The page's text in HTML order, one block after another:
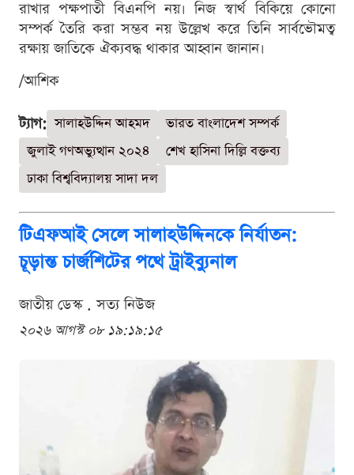
রাখার পক্ষপাতী বিএনপি নয়। নিজ স্বার্থ বিকিয়ে কোনো
সম্পর্ক তৈরি করা সম্ভব নয় উল্লেখ করে তিনি সার্বভৌমত্ব
রক্ষায় জাতিকে ঐক্যবদ্ধ থাকার আহ্বান জানান।
/আশিক
ট্যাগ: সালাহউদ্দিন আহমদ
ভারত বাংলাদেশ সম্পর্ক
জুলাই গণঅভ্যুত্থান ২০২৪
শেখ হাসিনা দিল্লি বক্তব্য
ঢাকা বিশ্ববিদ্যালয় সাদা দল
টিএফআই সেলে সালাহউদ্দিনকে নির্যাতন:
চূড়ান্ত চার্জশিটের পথে ট্রাইব্যুনাল
জাতীয় ডেস্ক . সত্য নিউজ
২০২৬ আগস্ট ০৮ ১৯:১৯:১৫